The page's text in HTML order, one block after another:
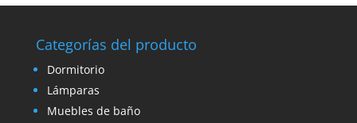
Categorías del producto
Dormitorio
Lámparas
Muebles de baño